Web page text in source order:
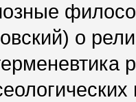
о